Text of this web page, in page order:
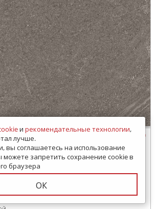
GB03 Gabbro
GC
и рекомендательные технологии,
лучше.
вы соглашаетесь на использование
можете запретить сохранение cookie в
браузера
ОК